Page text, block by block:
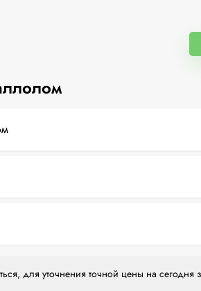
для уточнения точной цены на сегодня